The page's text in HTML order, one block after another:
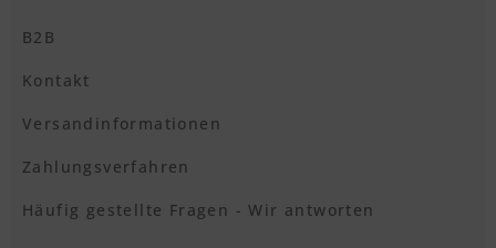
B2B
Kontakt
Versandinformationen
Zahlungsverfahren
Häufig gestellte Fragen - Wir antworten